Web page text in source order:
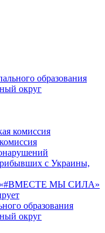
образования
округ
комиссия
с Украины,
«#ВМЕСТЕ МЫ СИЛА»
образования
округ